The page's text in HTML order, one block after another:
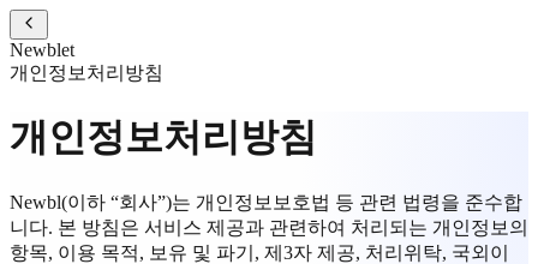
Newblet
개인정보처리방침
개인정보처리방침
Newbl(이하 “회사”)는 개인정보보호법 등 관련 법령을 준수합
니다. 본 방침은 서비스 제공과 관련하여 처리되는 개인정보의
항목, 이용 목적, 보유 및 파기, 제3자 제공, 처리위탁, 국외이